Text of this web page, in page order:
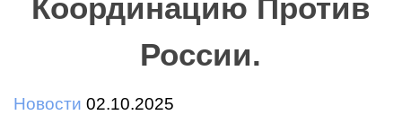
Координацию Против
России.
Новости 02.10.2025